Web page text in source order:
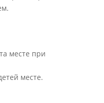
месте при
месте.